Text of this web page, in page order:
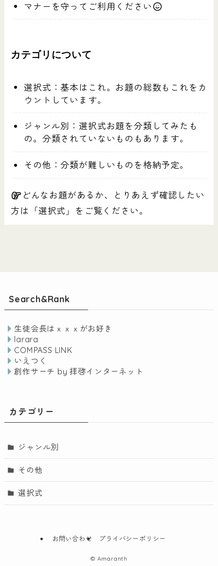
マナーを守ってご利用ください
カテゴリについて
選択式：基本はこれ。お題の総数もこれをカ
ウントしています。
ジャンル別：選択式お題を分類してみたも
の。分類されていないものもあります。
その他：分類が難しいものを格納予定。
どんなお題があるか、とりあえず確認したい
方は「選択式」をご覧ください。
Search&Rank
生徒会長はｘｘｘがお好き
larara
COMPASS LINK
いえつく
創作サーチ by 拝啓インターネット
カテゴリー
ジャンル別
その他
選択式
お問い合わせ プライバシーポリシー
© Amaranth